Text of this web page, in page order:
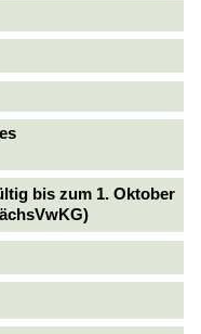
bis zum 1. Oktober